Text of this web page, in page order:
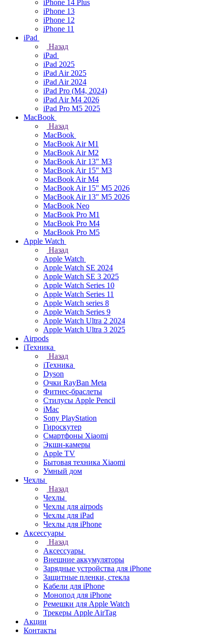
iPhone 14 Plus
iPhone 13
iPhone 12
iPhone 11
iPad
Назад
iPad
iPad 2025
iPad Air 2025
iPad Air 2024
iPad Pro (M4, 2024)
iPad Air M4 2026
iPad Pro M5 2025
MacBook
Назад
MacBook
MacBook Air M1
MacBook Air M2
MacBook Air 13" M3
MacBook Air 15" M3
MacBook Air M4
MacBook Air 15" М5 2026
MacBook Air 13" М5 2026
MacBook Neo
MacBook Pro M1
MacBook Pro M4
MacBook Pro M5
Apple Watch
Назад
Apple Watch
Apple Watch SE 2024
Apple Watch SE 3 2025
Apple Watch Series 10
Apple Watch Series 11
Apple Watch series 8
Apple Watch Series 9
Apple Watch Ultra 2 2024
Apple Watch Ultra 3 2025
Airpods
iТехника
Назад
iТехника
Dyson
Очки RayBan Meta
Фитнес-браслеты
Стилусы Apple Pencil
iMac
Sony PlayStation
Гироскутер
Смартфоны Xiaomi
Экшн-камеры
Apple TV
Бытовая техника Xiaomi
Умный дом
Чехлы
Назад
Чехлы
Чехлы для airpods
Чехлы для iPad
Чехлы для iPhone
Аксессуары
Назад
Аксессуары
Внешние аккумуляторы
Зарядные устройства для iPhone
Защитные пленки, стекла
Кабели для iPhone
Монопод для iPhone
Ремешки для Apple Watch
Трекеры Apple AirTag
Акции
Контакты